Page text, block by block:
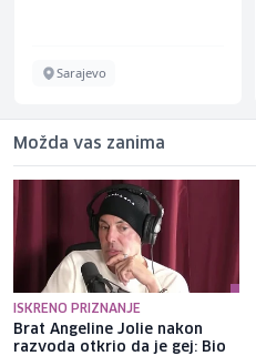
Sarajevo
Možda vas zanima
ISKRENO PRIZNANJE
Brat Angeline Jolie nakon
razvoda otkrio da je gej: Bio